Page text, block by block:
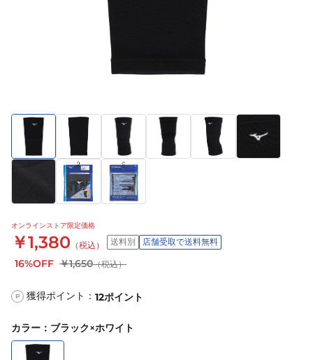
オンラインストア限定価格
￥1,380 （税込） 送料別 店舗受取で送料無料
16%OFF ￥1,650（税込）
P 獲得ポイント： 12ポイント
カラー ： ブラック×ホワイト